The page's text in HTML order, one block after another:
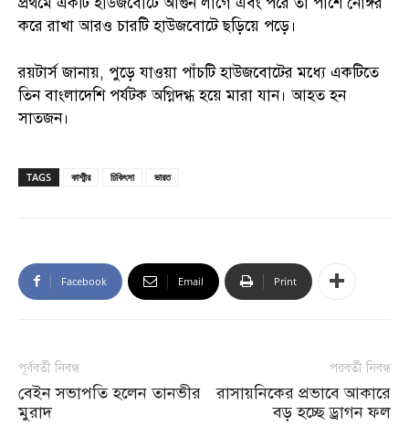
করে রাখা আরও চারটি হাউজবোটে ছড়িয়ে পড়ে।
রয়টার্স জানায়, পুড়ে যাওয়া পাঁচটি হাউজবোটের মধ্যে একটিতে
তিন বাংলাদেশি পর্যটক অগ্নিদগ্ধ হয়ে মারা যান। আহত হন
সাতজন।
TAGS কাশ্মীর চিকিৎসা ভারত
Facebook Email Print
পূর্ববর্তী নিবন্ধ
বেইন সভাপতি হলেন তানভীর
মুরাদ
পরবর্তী নিবন্ধ
রাসায়নিকের প্রভাবে আকারে
বড় হচ্ছে ড্রাগন ফল